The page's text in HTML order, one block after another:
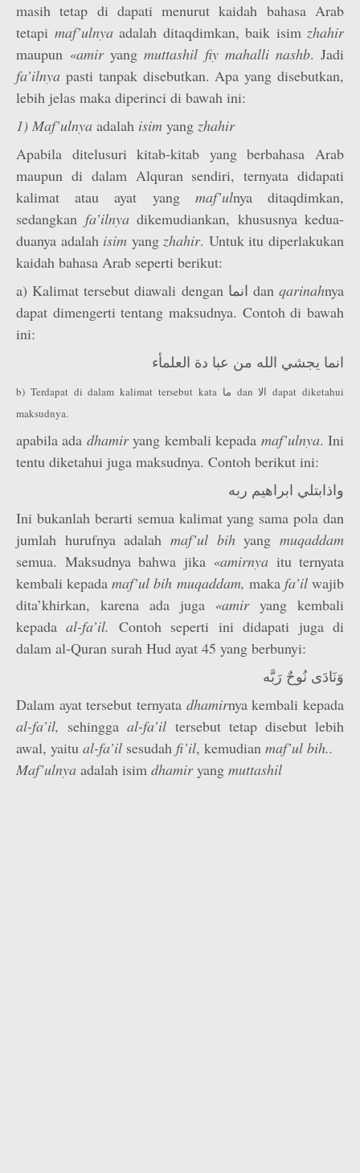
masih tetap di dapati menurut kaidah bahasa Arab
tetapi maf’ulnyaadalah ditaqdimkan, baik isim zhahir
maupun «amiryangmuttashil fiy mahalli nashb. Jadi
fa’ilnya pasti tanpak disebutkan. Apa yang disebutkan,
lebih jelas maka diperinci di bawah ini:
1) Maf’ulnya adalah isim yang zhahir
Apabila ditelusuri kitab-kitab yang berbahasa Arab
maupun di dalam Alquran sendiri, ternyata didapati
kalimat atau ayat yang maf’ulnya ditaqdimkan,
sedangkan fa’ilnyadikemudiankan, khususnya kedua-
duanya adalah isim yangzhahir. Untuk itu diperlakukan
kaidah bahasa Arab seperti berikut:
a) Kalimat tersebut diawali dengan انما danqarinahnya
dapat dimengerti tentang maksudnya. Contoh di bawah
ini:
انما يجشي الله من عبا دة العلمأء
b) Terdapat di dalam kalimat tersebut kata ما dan الا dapat diketahui
maksudnya.
apabila ada dhamiryang kembali kepada maf’ulnya. Ini
tentu diketahui juga maksudnya. Contoh berikut ini:
واذابتلي ابراهيم ربه
Ini bukanlah berarti semua kalimat yang sama pola dan
jumlah hurufnya adalah maf’ul bihyangmuqaddam
semua. Maksudnya bahwa jika «amirnya itu ternyata
kembali kepadamaf’ul bih muqaddam, maka fa’ilwajib
dita’khirkan, karena ada juga «amiryang kembali
kepadaal-fa’il. Contoh seperti ini didapati juga di
dalam al-Quran surah Hud ayat 45 yang berbunyi:
وَنَادَى نُوحٌ رَبَّه
Dalam ayat tersebut ternyata dhamirnya kembali kepada
al-fa’il, sehinggaal-fa’il tersebut tetap disebut lebih
awal, yaitu al-fa’il sesudah fi’il, kemudian maf’ul bih..
Maf’ulnya adalah isim dhamiryang muttashil